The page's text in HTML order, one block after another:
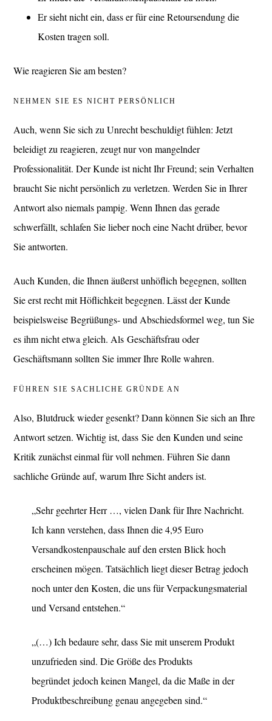
Er sieht nicht ein, dass er für eine Retoursendung die
Kosten tragen soll.
Wie reagieren Sie am besten?
NEHMEN SIE ES NICHT PERSÖNLICH
Auch, wenn Sie sich zu Unrecht beschuldigt fühlen: Jetzt
beleidigt zu reagieren, zeugt nur von mangelnder
Professionalität. Der Kunde ist nicht Ihr Freund; sein Verhalten
braucht Sie nicht persönlich zu verletzen. Werden Sie in Ihrer
Antwort also niemals pampig. Wenn Ihnen das gerade
schwerfällt, schlafen Sie lieber noch eine Nacht drüber, bevor
Sie antworten.
Auch Kunden, die Ihnen äußerst unhöflich begegnen, sollten
Sie erst recht mit Höflichkeit begegnen. Lässt der Kunde
beispielsweise Begrüßungs- und Abschiedsformel weg, tun Sie
es ihm nicht etwa gleich. Als Geschäftsfrau oder
Geschäftsmann sollten Sie immer Ihre Rolle wahren.
FÜHREN SIE SACHLICHE GRÜNDE AN
Also, Blutdruck wieder gesenkt? Dann können Sie sich an Ihre
Antwort setzen. Wichtig ist, dass Sie den Kunden und seine
Kritik zunächst einmal für voll nehmen. Führen Sie dann
sachliche Gründe auf, warum Ihre Sicht anders ist.
„Sehr geehrter Herr …, vielen Dank für Ihre Nachricht.
Ich kann verstehen, dass Ihnen die 4,95 Euro
Versandkostenpauschale auf den ersten Blick hoch
erscheinen mögen. Tatsächlich liegt dieser Betrag jedoch
noch unter den Kosten, die uns für Verpackungsmaterial
und Versand entstehen.“
„(…) Ich bedaure sehr, dass Sie mit unserem Produkt
unzufrieden sind. Die Größe des Produkts
begründet jedoch keinen Mangel, da die Maße in der
Produktbeschreibung genau angegeben sind.“